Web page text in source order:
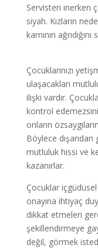
Servisten inerken
siyah. Kızların
karnının
Çocuklarınızı
ulaşacakları
ilişki vardır.
kontrol
onların
Böylece
mutluluk hissi ve
kazanırlar.
Çocuklar
onayına ihtiyaç
dikkat etmeleri
şekillendirmeye
değil, görmek